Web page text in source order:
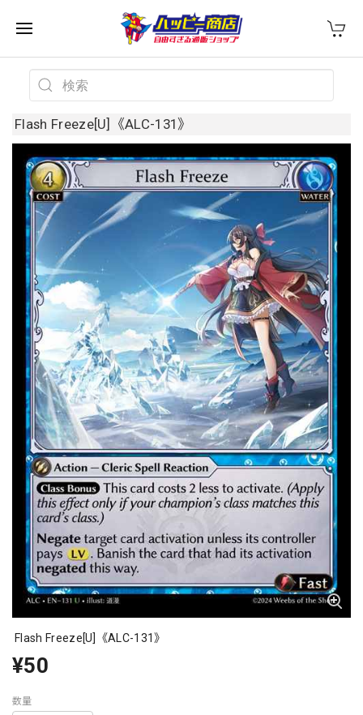
Flash Freeze[U]《ALC-131》
Flash Freeze[U]《ALC-131》
¥50
数量